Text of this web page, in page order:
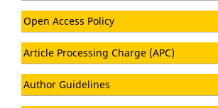
Open Access Policy
Article Processing Charge (APC)
Author Guidelines